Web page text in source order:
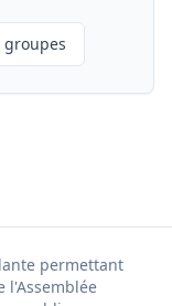
groupes
permettant
l'Assemblée